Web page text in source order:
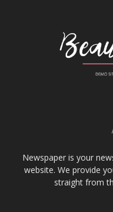
Newspaper is your
website. We provide
straight from